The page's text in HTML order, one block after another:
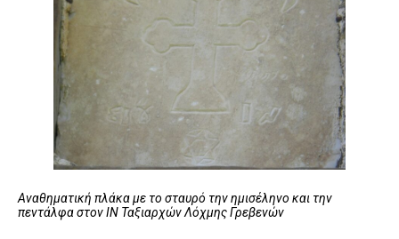
Αναθηματική πλάκα με το σταυρό την ημισέληνο και την
πεντάλφα στον ΙΝ Ταξιαρχών Λόχμης Γρεβενών